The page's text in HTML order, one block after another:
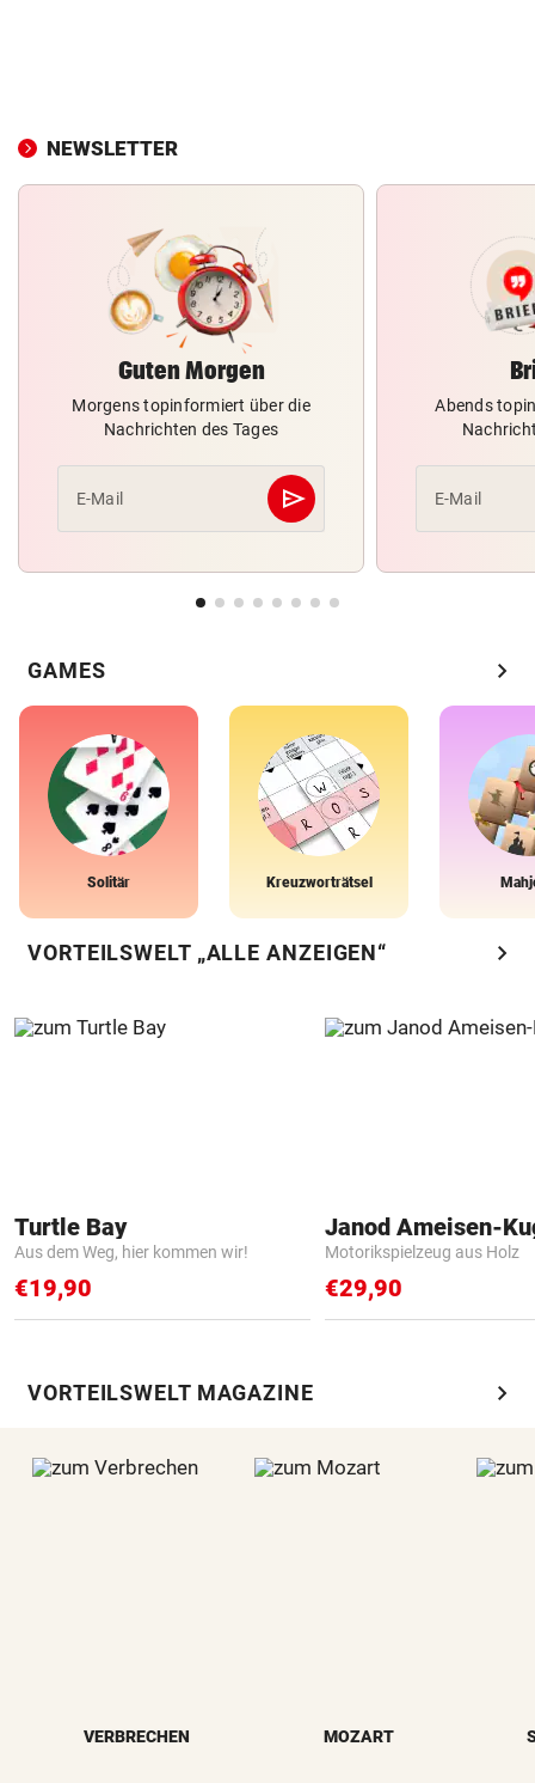
NEWSLETTER
Guten Morgen
Morgens topinformiert über die
Nachrichten des Tages
E-Mail send
Abschicken
Abends
E-Mail
GAMES chevron_right
Solitär Kreuzworträtsel
VORTEILSWELT „ALLE ANZEIGEN“ chevron_right
Turtle Bay
Aus dem Weg, hier kommen wir!
€19,90
Janod Ameisen-
Motorikspielzeug aus Holz
€29,90
VORTEILSWELT MAGAZINE chevron_right
VERBRECHEN MOZART